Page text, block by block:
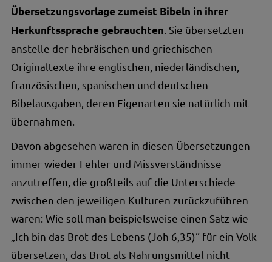
Übersetzungsvorlage zumeist Bibeln in ihrer
Herkunftssprache gebrauchten. Sie übersetzten
anstelle der hebräischen und griechischen
Originaltexte ihre englischen, niederländischen,
französischen, spanischen und deutschen
Bibelausgaben, deren Eigenarten sie natürlich mit
übernahmen.
Davon abgesehen waren in diesen Übersetzungen
immer wieder Fehler und Missverständnisse
anzutreffen, die großteils auf die Unterschiede
zwischen den jeweiligen Kulturen zurückzuführen
waren: Wie soll man beispiels­weise einen Satz wie
„Ich bin das Brot des Lebens (Joh 6,35)“ für ein Volk
übersetzen, das Brot als Nahrungsmittel nicht